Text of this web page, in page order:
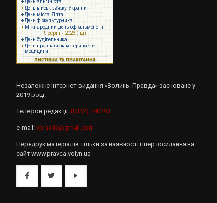
Незалежне інтернет-видання «Волинь. Правда» засноване у
2019 році.
Телефон редакції: (0332) 780293
e-mail: vpravda@gmail.com
Передрук матеріалів тільки за наявності гіперпосилання на
сайт www.pravda.volyn.ua